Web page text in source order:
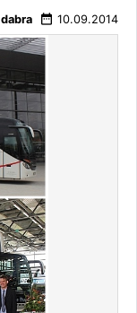
dabra date_range 10.09.2014